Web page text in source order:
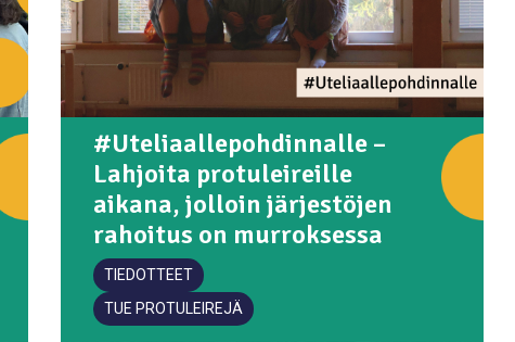
#Uteliaallepohdinnalle –
Lahjoita protuleireille
aikana, jolloin järjestöjen
rahoitus on murroksessa
TIEDOTTEET
TUE PROTULEIREJÄ